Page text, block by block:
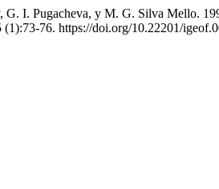
I. Pugacheva, y M. G. Silva Mello.
(1):73-76. https://doi.org/10.22201/